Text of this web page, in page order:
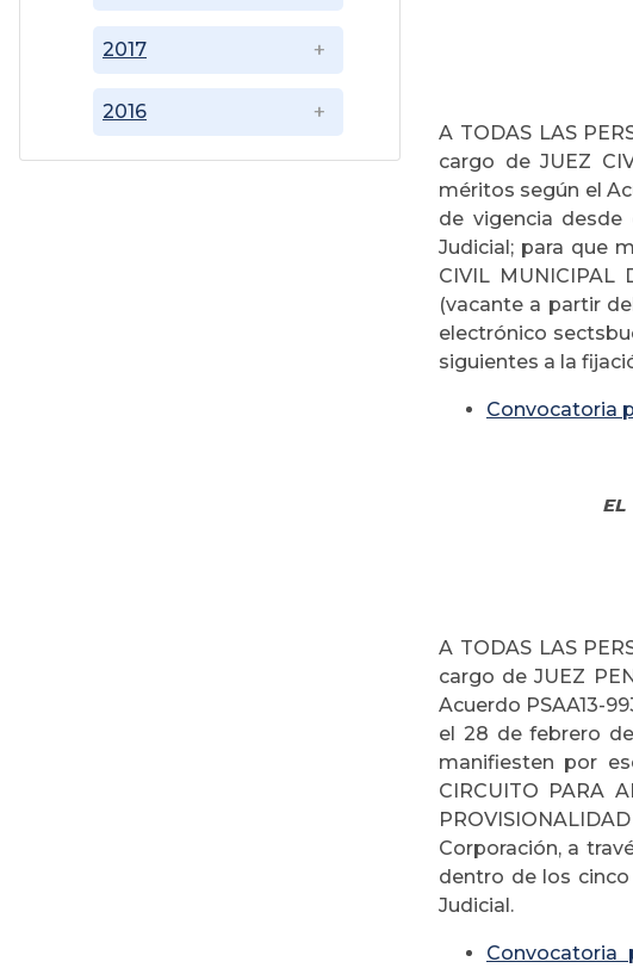
2016
2017
A TODAS LAS
cargo de JUEZ
méritos según el
de vigencia desde
Judicial; para que
CIVIL MUNICIPAL
(vacante a partir
electrónico
siguientes a la
Convocatoria
EL
A TODAS LAS
cargo de JUEZ
Acuerdo PSAA13-
el 28 de febrero
manifiesten por
CIRCUITO PARA
Corporación, a
dentro de los
Judicial.
Convocatoria